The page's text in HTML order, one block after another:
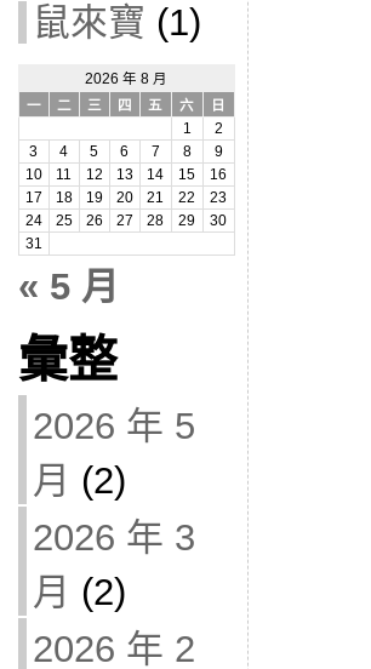
鼠來寶 (1)
2026 年 8 月
一
二 三 四 五 六
日
1
2
3
4 5 6 7 8
9
10
11 12 13 14 15
16
17
18 19 20 21 22
23
24
25 26 27 28 29
30
31
« 5 月
彙整
2026 年 5
月 (2)
2026 年 3
月 (2)
2026 年 2